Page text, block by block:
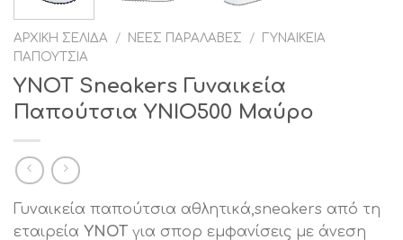
ΑΡΧΙΚΉ ΣΕΛΊΔΑ / ΝΈΕΣ ΠΑΡΑΛΑΒΈΣ /
ΓΥΝΑΙΚΕΊΑ
ΠΑΠΟΎΤΣΙΑ
YNOT Sneakers Γυναικεία
Παπούτσια YNIO500 Μαύρο
Γυναικεία παπούτσια αθλητικά,sneakers από τη
εταιρεία YNOT για σπορ εμφανίσεις με άνεση